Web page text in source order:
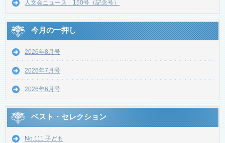
人文会ニュース 150号（記念号）
今月の一押し
2026年8月号
2026年7月号
2026年6月号
ベスト・セレクション
No.111 子ども